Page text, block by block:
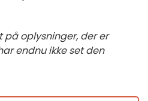
på oplysninger, der er
endnu ikke set den